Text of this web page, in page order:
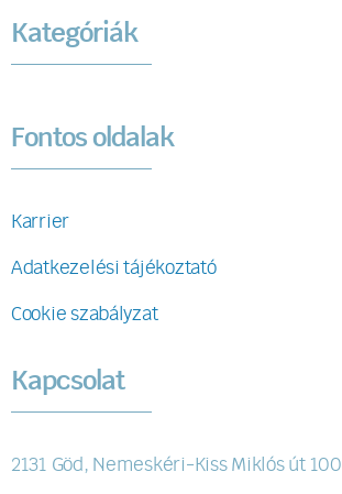
Kategóriák
Fontos oldalak
Karrier
Adatkezelési tájékoztató
Cookie szabályzat
Kapcsolat
2131 Göd, Nemeskéri-Kiss Miklós út 100.